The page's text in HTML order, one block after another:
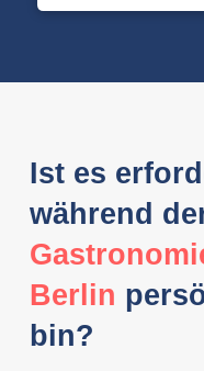
Ist es
während
Berlin
bin?